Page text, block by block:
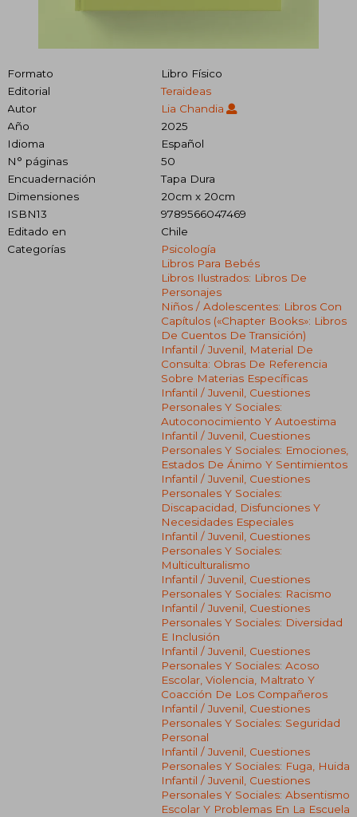
Formato
Libro Físico
Editorial
Teraideas
Autor
Lia Chandia
Año
2025
Idioma
Español
N° páginas
50
Encuadernación
Tapa Dura
Dimensiones
20cm x 20cm
ISBN13
9789566047469
Editado en
Chile
Categorías
Psicología
Libros Para Bebés
Libros Ilustrados: Libros De
Personajes
Niños / Adolescentes: Libros Con
Capítulos («chapter Books»: Libros
De Cuentos De Transición)
Infantil / Juvenil, Material De
Consulta: Obras De Referencia
Sobre Materias Específicas
Infantil / Juvenil, Cuestiones
Personales Y Sociales:
Autoconocimiento Y Autoestima
Infantil / Juvenil, Cuestiones
Personales Y Sociales: Emociones,
Estados De Ánimo Y Sentimientos
Infantil / Juvenil, Cuestiones
Personales Y Sociales:
Discapacidad, Disfunciones Y
Necesidades Especiales
Infantil / Juvenil, Cuestiones
Personales Y Sociales:
Multiculturalismo
Infantil / Juvenil, Cuestiones
Personales Y Sociales: Racismo
Infantil / Juvenil, Cuestiones
Personales Y Sociales: Diversidad
E Inclusión
Infantil / Juvenil, Cuestiones
Personales Y Sociales: Acoso
Escolar, Violencia, Maltrato Y
Coacción De Los Compañeros
Infantil / Juvenil, Cuestiones
Personales Y Sociales: Seguridad
Personal
Infantil / Juvenil, Cuestiones
Personales Y Sociales: Fuga, Huida
Infantil / Juvenil, Cuestiones
Personales Y Sociales: Absentismo
Escolar Y Problemas En La Escuela